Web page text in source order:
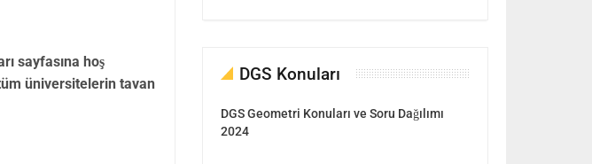
sayfasına hoş
üniversitelerin tavan
DGS Konuları
DGS Geometri Konuları ve Soru Dağılımı
2024